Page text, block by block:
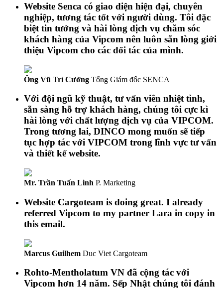
Website Senca có giao diện hiện đại, chuyên
nghiệp, tương tác tốt với người dùng. Tôi đặc
biệt tin tưởng và hài lòng dịch vụ chăm sóc
khách hàng của Vipcom nên luôn sẵn lòng giới
thiệu Vipcom cho các đối tác của mình.
Ông Vũ Trí Cường Tổng Giám đốc SENCA
Với đội ngũ kỹ thuật, tư vấn viên nhiệt tình,
sẵn sàng hỗ trợ khách hàng, chúng tôi cực kì
hài lòng với chất lượng dịch vụ của VIPCOM.
Trong tương lai, DINCO mong muốn sẽ tiếp
tục hợp tác với VIPCOM trong lĩnh vực tư vấn
và thiết kế website.
Mr. Trần Tuấn Linh P. Marketing
Website Cargoteam is doing great. I already
referred Vipcom to my partner Lara in copy in
this email.
Marcus Guilhem Duc Viet Cargoteam
Rohto-Mentholatum VN đã cộng tác với
Vipcom hơn 14 năm. Sếp Nhật chúng tôi đánh